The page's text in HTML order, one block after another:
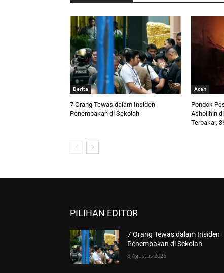
Berita
7 Orang Tewas dalam Insiden
Penembakan di Sekolah
Aceh
Pondok
Asholihin
Terbakar,
PILIHAN EDITOR
7 Orang Tewas dalam Insiden
Penembakan di Sekolah
8 Agustus 2026